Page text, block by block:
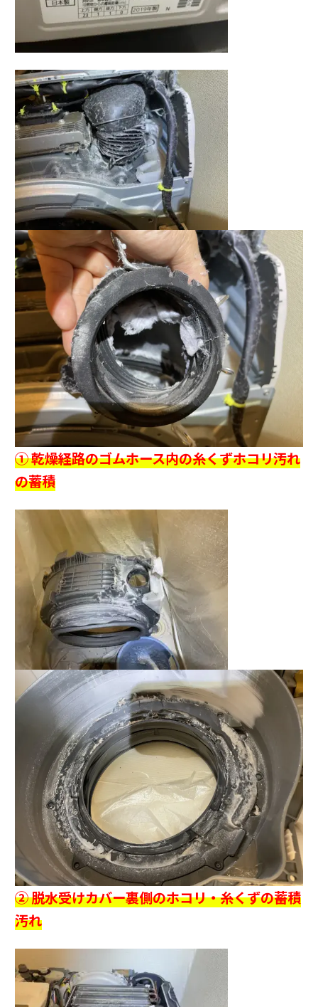
① 乾燥経路のゴムホース内の糸くずホコリ汚れ
の蓄積
② 脱水受けカバー裏側のホコリ・糸くずの蓄積
汚れ